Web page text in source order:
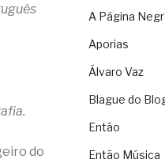
do
A Página
Aporias
Álvaro Vaz
Blague do
Então
Então Música